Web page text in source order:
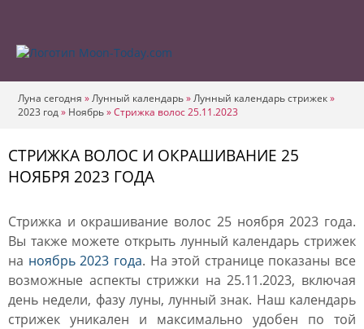
Луна сегодня »Лунный календарь»Лунный календарь стрижек»
2023 год» Ноябрь»Стрижка волос 25.11.2023
СТРИЖКА ВОЛОС И ОКРАШИВАНИЕ 25
НОЯБРЯ 2023 ГОДА
Стрижка и окрашивание волос 25 ноября 2023 года.
Вы также можете открыть лунный календарь стрижек
на ноябрь 2023 года. На этой странице показаны все
возможные аспекты стрижки на 25.11.2023, включая
день недели, фазу луны, лунный знак. Наш календарь
стрижек уникален и максимально удобен по той